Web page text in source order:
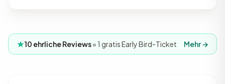
10 ehrliche Reviews= 1 gratis Early Bird-Ticket Mehr →